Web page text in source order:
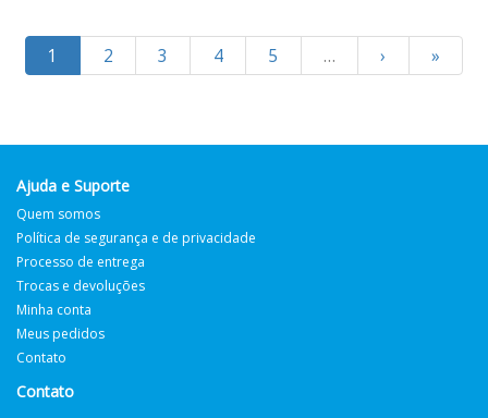
1 2 3 4 5 … › »
Ajuda e Suporte
Quem somos
Política de segurança e de privacidade
Processo de entrega
Trocas e devoluções
Minha conta
Meus pedidos
Contato
Contato